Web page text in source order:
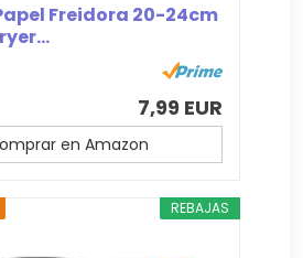
Freidora 20-24cm
7,99 EUR
en Amazon
REBAJAS